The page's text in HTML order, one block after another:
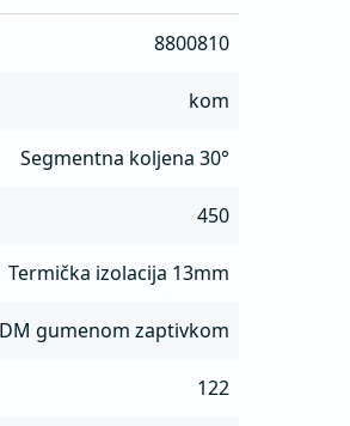
8800810
kom
Segmentna koljena 30°
450
Termička izolacija 13mm
gumenom zaptivkom
122